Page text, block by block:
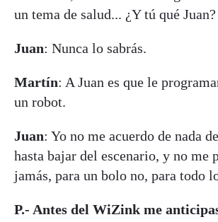
un tema de salud... ¿Y tú qué Juan?
Juan: Nunca lo sabrás.
Martín: A Juan es que le
un robot.
Juan: Yo no me acuerdo de nada
hasta bajar del escenario, y no me
jamás, para un bolo no, para todo
P.- Antes del WiZink me